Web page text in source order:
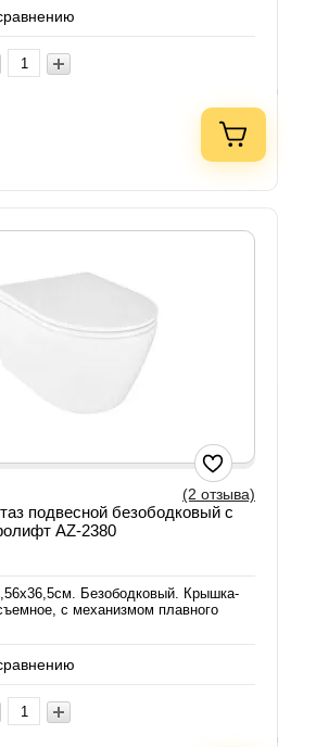
(2 отзыва)
подвесной безободковый с
AZ-2380
Безободковый. Крышка-
с механизмом плавного